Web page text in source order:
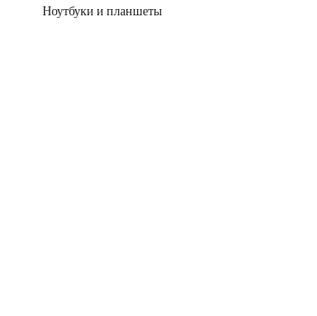
Ноутбуки и планшеты